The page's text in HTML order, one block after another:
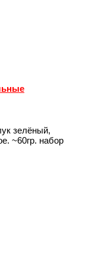
зелёный,
~60гр. набор